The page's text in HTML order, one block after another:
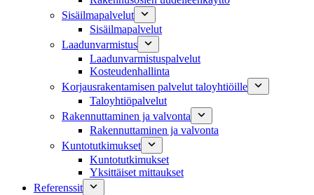
Sisäilmapalvelut
Sisäilmapalvelut
Laadunvarmistus
Laadunvarmistuspalvelut
Kosteudenhallinta
Korjausrakentamisen palvelut taloyhtiöille
Taloyhtiöpalvelut
Rakennuttaminen ja valvonta
Rakennuttaminen ja valvonta
Kuntotutkimukset
Kuntotutkimukset
Yksittäiset mittaukset
Referenssit